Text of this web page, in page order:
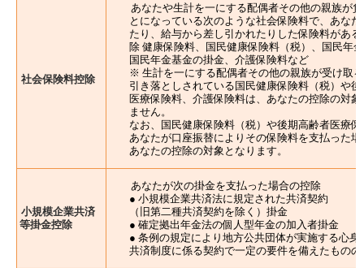
社会保険料控除
あなたや生計を一にする配偶者その他の親族が
とになっている次のような社会保険料で、あな
たり、給与から差し引かれたりした保険料があ
除 健康保険料、国民健康保険料（税）、国民年
国民年金基金の掛金、介護保険料など
※ 生計を一にする配偶者その他の親族が受け取
引き落としされている国民健康保険料（税）や
医療保険料、介護保険料は、あなたの控除の対
ません。
なお、国民健康保険料（税）や後期高齢者医療
あなたが口座振替によりその保険料を支払った
あなたの控除の対象となります。
小規模企業共済
等掛金控除
あなたが次の掛金を支払った場合の控除
● 小規模企業共済法に規定された共済契約
（旧第二種共済契約を除く）掛金
● 確定拠出年金法の個人型年金の加入者掛金
● 条例の規定により地方公共団体が実施する心身
共済制度に係る契約で一定の要件を備えたものの